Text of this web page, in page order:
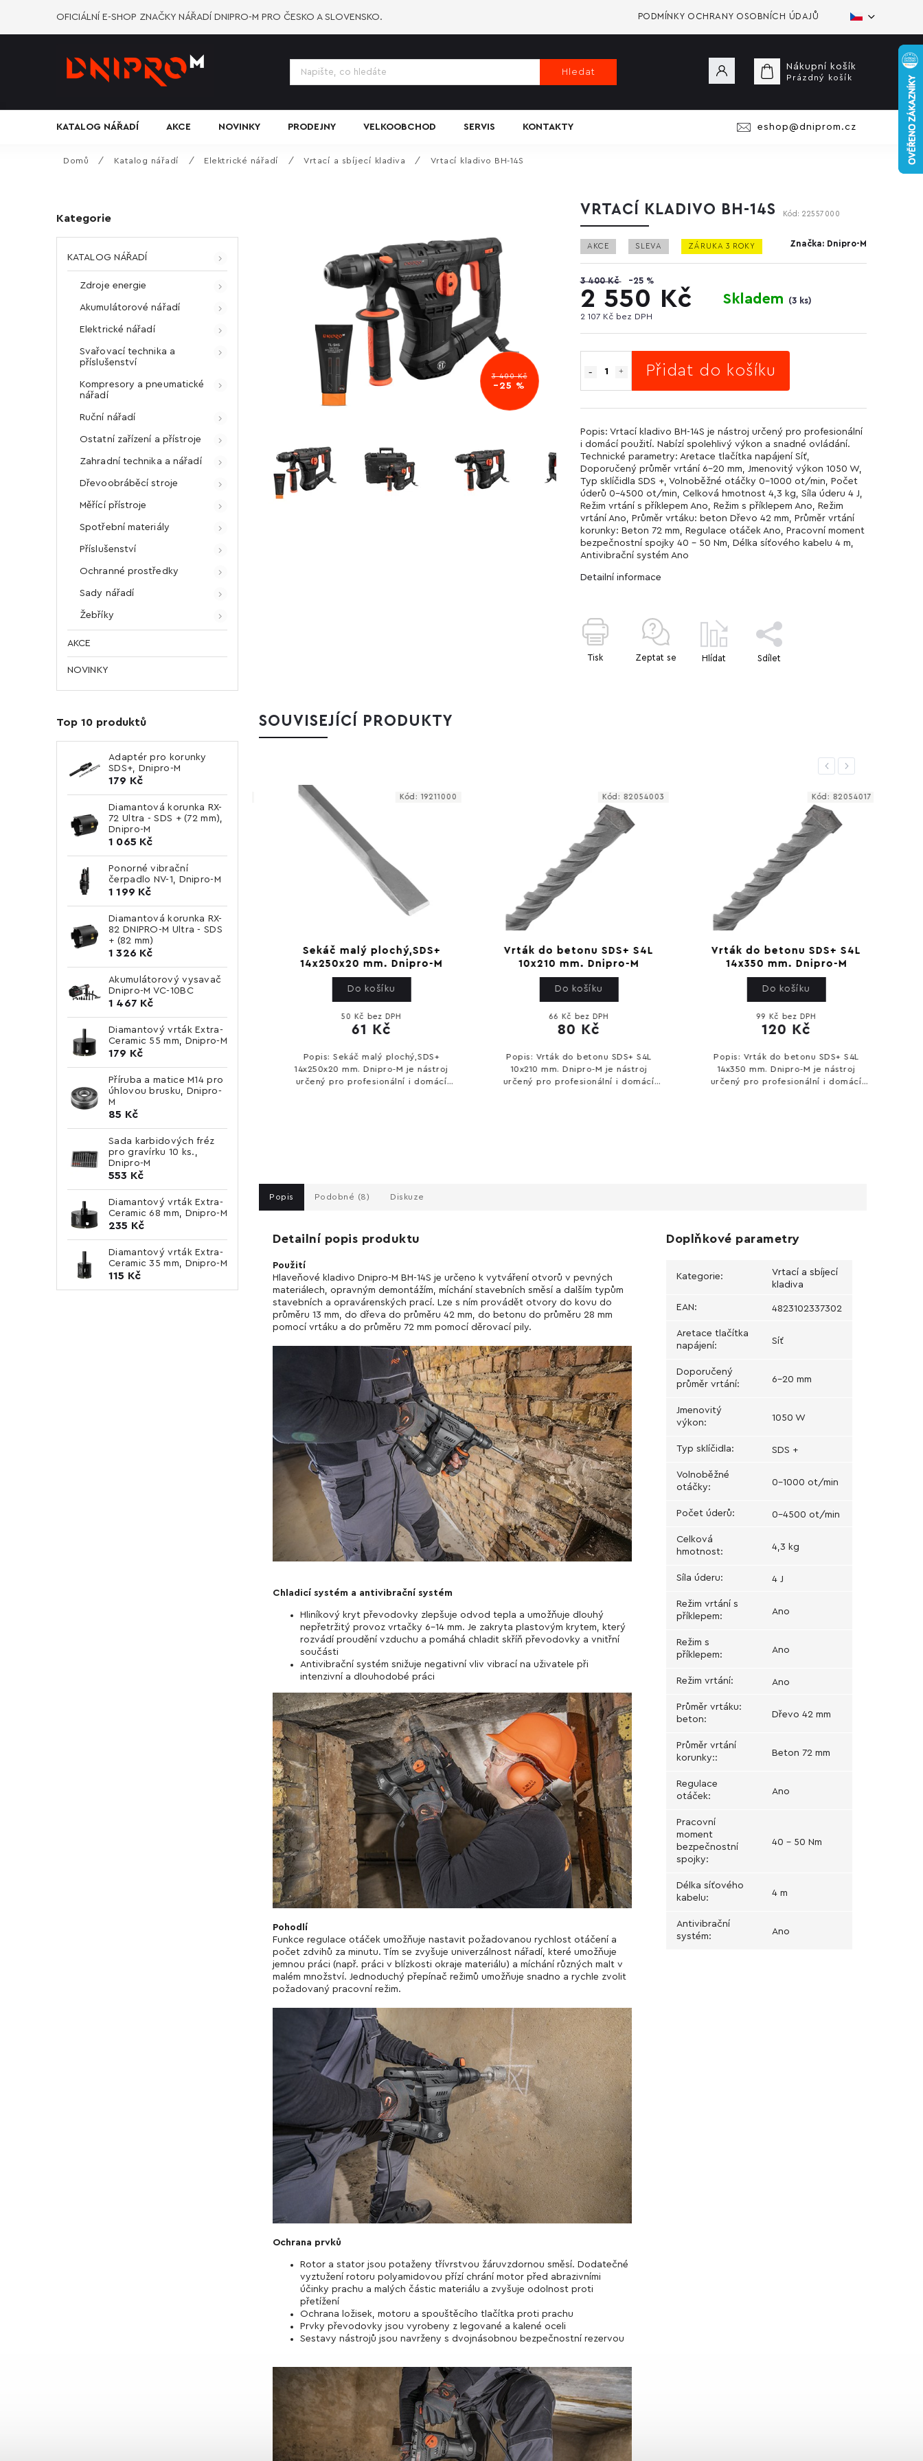
OFICIÁLNÍ E-SHOP ZNAČKY NÁŘADÍ DNIPRO-M PRO ČESKO A SLOVENSKO. PODMÍNKY OCHRANY OSOBNÍCH ÚDAJŮ
Hledat
Nákupní košík
Prázdný košík
KATALOG NÁŘADÍ AKCE NOVINKY PRODEJNY VELKOOBCHOD SERVIS KONTAKTY eshop@dniprom.cz
Domů / Katalog nářadí / Elektrické nářadí / Vrtací a sbíjecí kladiva / Vrtací kladivo BH-14S
Kategorie
KATALOG NÁŘADÍ
Zdroje energie
Akumulátorové nářadí
Elektrické nářadí
Svařovací technika a
příslušenství
Kompresory a pneumatické
nářadí
Ruční nářadí
Ostatní zařízení a přístroje
Zahradní technika a nářadí
Dřevoobráběcí stroje
Měřící přístroje
Spotřební materiály
Příslušenství
Ochranné prostředky
Sady nářadí
Žebříky
AKCE
NOVINKY
Top 10 produktů
Adaptér pro korunky
SDS+, Dnipro-M
179 Kč
Diamantová korunka RX-
72 Ultra - SDS + (72 mm),
Dnipro-M
1 065 Kč
Ponorné vibrační
čerpadlo NV-1, Dnipro-M
1 199 Kč
Diamantová korunka RX-
82 DNIPRO-M Ultra - SDS
+ (82 mm)
1 326 Kč
Akumulátorový vysavač
Dnipro-M VC-10BC
1 467 Kč
Diamantový vrták Extra-
Ceramic 55 mm, Dnipro-M
179 Kč
Příruba a matice M14 pro
úhlovou brusku, Dnipro-
M
85 Kč
Sada karbidových fréz
pro gravírku 10 ks.,
Dnipro-M
553 Kč
Diamantový vrták Extra-
Ceramic 68 mm, Dnipro-M
235 Kč
Diamantový vrták Extra-
Ceramic 35 mm, Dnipro-M
115 Kč
3 400 Kč
–25 %
VRTACÍ KLADIVO BH-14S Kód: 22557000
AKCE SLEVA ZÁRUKA 3 ROKY Značka: Dnipro-M
3 400 Kč –25 %
2 550 Kč
2 107 Kč bez DPH
Skladem (3 ks)
Přidat do košíku
Popis: Vrtací kladivo BH-14S je nástroj určený pro profesionální
i domácí použití. Nabízí spolehlivý výkon a snadné ovládání.
Technické parametry: Aretace tlačítka napájení Síť,
Doporučený průměr vrtání 6-20 mm, Jmenovitý výkon 1050 W,
Typ sklíčidla SDS +, Volnoběžné otáčky 0-1000 ot/min, Počet
úderů 0-4500 ot/min, Celková hmotnost 4,3 kg, Síla úderu 4 J,
Režim vrtání s příklepem Ano, Režim s příklepem Ano, Režim
vrtání Ano, Průměr vrtáku: beton Dřevo 42 mm, Průměr vrtání
korunky: Beton 72 mm, Regulace otáček Ano, Pracovní moment
bezpečnostní spojky 40 - 50 Nm, Délka síťového kabelu 4 m,
Antivibrační systém Ano
Detailní informace
Tisk Zeptat se Hlídat Sdílet
Popis Podobné (8) Diskuze
Detailní popis produktu
Použití
Hlaveňové kladivo Dnipro-M BH-14S je určeno k vytváření otvorů v pevných
materiálech, opravným demontážím, míchání stavebních směsí a dalším typům
stavebních a opravárenských prací. Lze s ním provádět otvory do kovu do
průměru 13 mm, do dřeva do průměru 42 mm, do betonu do průměru 28 mm
pomocí vrtáku a do průměru 72 mm pomocí děrovací pily.
Chladicí systém a antivibrační systém
Hliníkový kryt převodovky zlepšuje odvod tepla a umožňuje dlouhý
nepřetržitý provoz vrtačky 6-14 mm. Je zakryta plastovým krytem, který
rozvádí proudění vzduchu a pomáhá chladit skříň převodovky a vnitřní
součásti
Antivibrační systém snižuje negativní vliv vibrací na uživatele při
intenzivní a dlouhodobé práci
Pohodlí
Funkce regulace otáček umožňuje nastavit požadovanou rychlost otáčení a
počet zdvihů za minutu. Tím se zvyšuje univerzálnost nářadí, které umožňuje
jemnou práci (např. práci v blízkosti okraje materiálu) a míchání různých malt v
malém množství. Jednoduchý přepínač režimů umožňuje snadno a rychle zvolit
požadovaný pracovní režim.
Ochrana prvků
Rotor a stator jsou potaženy třívrstvou žáruvzdornou směsí. Dodatečné
vyztužení rotoru polyamidovou přízí chrání motor před abrazivními
účinky prachu a malých částic materiálu a zvyšuje odolnost proti
přetížení
Ochrana ložisek, motoru a spouštěcího tlačítka proti prachu
Prvky převodovky jsou vyrobeny z legované a kalené oceli
Sestavy nástrojů jsou navrženy s dvojnásobnou bezpečnostní rezervou
Doplňkové parametry
Kategorie:
Vrtací a sbíjecí
kladiva
EAN: 4823102337302
Aretace tlačítka
napájení: Síť
Doporučený
průměr vrtání: 6-20 mm
Jmenovitý
výkon: 1050 W
Typ sklíčidla: SDS +
Volnoběžné
otáčky: 0-1000 ot/min
Počet úderů: 0-4500 ot/min
Celková
hmotnost: 4,3 kg
Síla úderu: 4 J
Režim vrtání s
příklepem: Ano
Režim s
příklepem: Ano
Režim vrtání: Ano
Průměr vrtáku:
beton: Dřevo 42 mm
Průměr vrtání
korunky:: Beton 72 mm
Regulace
otáček: Ano
Pracovní
moment
bezpečnostní
spojky:
40 - 50 Nm
Délka síťového
kabelu: 4 m
Antivibrační
systém: Ano
SOUVISEJÍCÍ PRODUKTY
Previous
Sada vrtáků a sekáčů 6 ks
422 Kč bez DPH
511 Kč
Do košíku
Popis: Sada vrtáků a sekáčů 6 ks
SDS+ Dnipro-M je nástroj určený pro
profesionální i domácí použití.
Nabízí spolehlivý výkon a snadné
ovládání. Technické parametry:
Množství v...
Kód:15370000
Sekáč malý plochý,SDS+
14x250x20 mm. Dnipro-M
50 Kč bez DPH
61 Kč
Do košíku
Popis: Sekáč malý plochý,SDS+
14x250x20 mm. Dnipro-M je nástroj
určený pro profesionální i domácí
Kód:19211000
Vrták do betonu SDS+ S4L
10x210 mm. Dnipro-M
66 Kč bez DPH
80 Kč
Do košíku
Popis: Vrták do betonu SDS+ S4L
10x210 mm. Dnipro-M je nástroj
určený pro profesionální i domácí
Kód:82054003
Vrták do betonu SDS+ S4L
14x350 mm. Dnipro-M
99 Kč bez DPH
120 Kč
Do košíku
Popis: Vrták do betonu SDS+ S4L
14x350 mm. Dnipro-M je nástroj
určený pro profesionální i domácí
Kód:82054017
Next